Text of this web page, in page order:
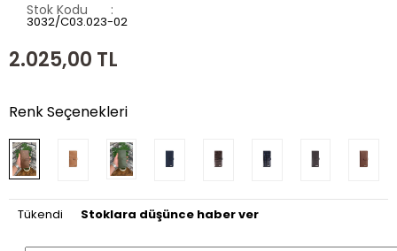
Stok Kodu
3032/C03.023-02
2.025,00 TL
Renk Seçenekleri
Tükendi Stoklara düşünce haber ver